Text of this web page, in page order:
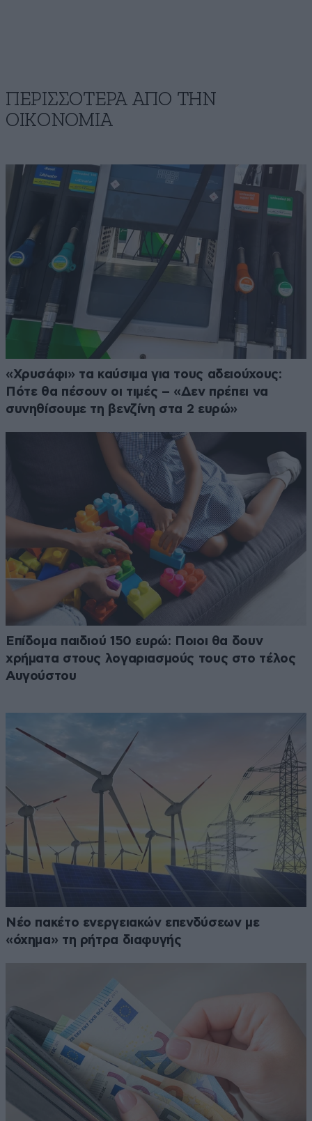
ΠΕΡΙΣΣΟΤΕΡΑ ΑΠΟ ΤΗΝ
ΟΙΚΟΝΟΜΙΑ
«Χρυσάφι» τα καύσιμα για τους αδειούχους:
Πότε θα πέσουν οι τιμές – «Δεν πρέπει να
συνηθίσουμε τη βενζίνη στα 2 ευρώ»
Επίδομα παιδιού 150 ευρώ: Ποιοι θα δουν
χρήματα στους λογαριασμούς τους στο τέλος
Αυγούστου
Νέο πακέτο ενεργειακών επενδύσεων με
«όχημα» τη ρήτρα διαφυγής